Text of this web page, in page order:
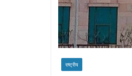
राष्ट्रीय